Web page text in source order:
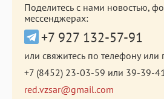
Поделитесь с нами новостью,
мессенджерах:
+7 927 132-57-91
или свяжитесь по телефону или
+7 (8452) 23-03-59 или 39-39-41
red.vzsar@gmail.com